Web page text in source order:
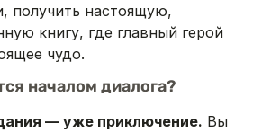
получить настоящую,
книгу, где главный герой
чудо.
началом диалога?
— уже приключение. Вы